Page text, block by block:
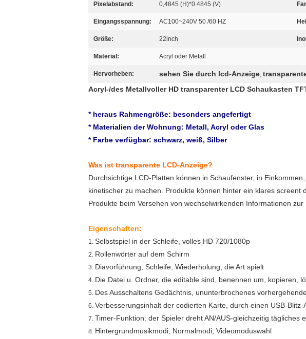
Pixelabstand: 0,4845 (H)*0.4845 (V)
Eingangsspannung: AC100~240V 50 /60 HZ
Größe: 22inch
Material: Acryl oder Metall
Hervorheben: sehen Sie durch lcd-Anzeige,
Acryl-/des Metallvoller HD transparenter LCD Schaukasten
* heraus Rahmengröße: besonders angefertigt
* Materialien der Wohnung: Metall, Acryl oder Glas
* Farbe verfügbar: schwarz, weiß, Silber
Was ist transparente LCD-Anzeige?
Durchsichtige LCD-Platten können in Schaufenster, in
kinetischer zu machen. Produkte können hinter ein klares
Produkte beim Versehen von wechselwirkenden Informationen
Eigenschaften:
1. Selbstspiel in der Schleife, volles HD 720/1080p
2. Rollenwörter auf dem Schirm
3. Diavorführung, Schleife, Wiederholung, die Art spielt
4. Die Datei u. Ordner, die editable sind, benennen um, kopieren,
5. Des Ausschaltens Gedächtnis, ununterbrochenes
6. Verbesserungsinhalt der codierten Karte, durch einen USB-
7. Timer-Funktion: der Spieler dreht AN/AUS-gleichzeitig tägliches
8. Hintergrundmusikmodi, Normalmodi, Videomoduswahl